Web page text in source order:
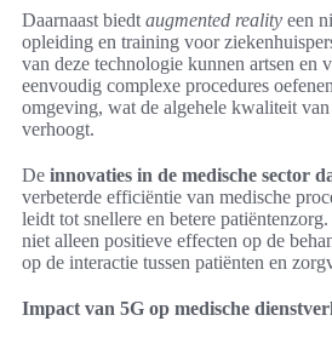
Daarnaast biedt augmented reality een
opleiding en training voor
van deze technologie kunnen artsen en
eenvoudig complexe procedures
omgeving, wat de algehele kwaliteit
verhoogt.
De innovaties in de medische sector
verbeterde efficiëntie van medische
leidt tot snellere en betere
niet alleen positieve effecten op de
op de interactie tussen patiënten en
Impact van 5G op medische